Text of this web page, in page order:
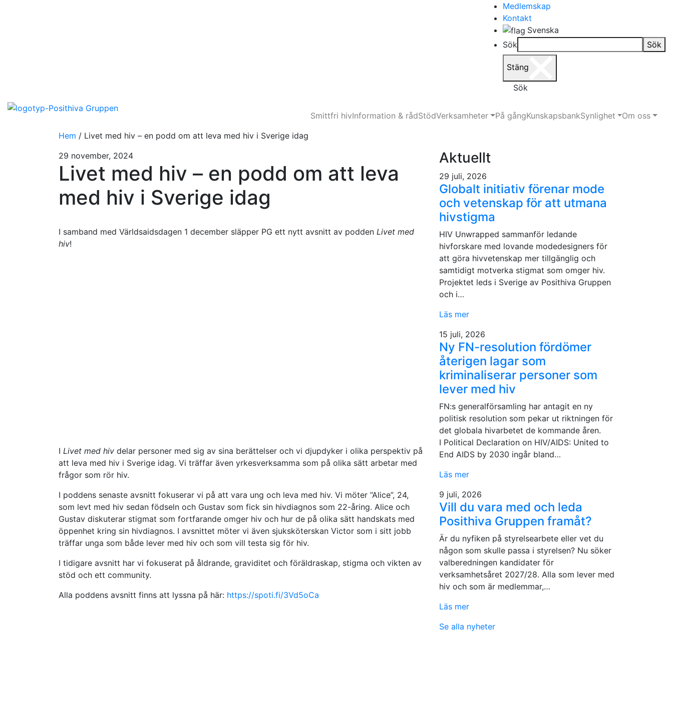
Medlemskap
Kontakt
Svenska
Sök
Sök
Stäng
Sök
Smittfri hivInformation & rådStödVerksamheter På gångKunskapsbankSynlighet
Om oss
Hem / Livet med hiv – en podd om att leva med hiv i Sverige idag
29 november, 2024
Livet med hiv – en podd om att leva
med hiv i Sverige idag
I samband med Världsaidsdagen 1 december släpper PG ett nytt avsnitt av podden Livet med
hiv!
I Livet med hiv delar personer med sig av sina berättelser och vi djupdyker i olika perspektiv på
att leva med hiv i Sverige idag. Vi träffar även yrkesverksamma som på olika sätt arbetar med
frågor som rör hiv.
I poddens senaste avsnitt fokuserar vi på att vara ung och leva med hiv. Vi möter ”Alice”, 24,
som levt med hiv sedan födseln och Gustav som fick sin hivdiagnos som 22-åring. Alice och
Gustav diskuterar stigmat som fortfarande omger hiv och hur de på olika sätt handskats med
öppenhet kring sin hivdiagnos. I avsnittet möter vi även sjuksköterskan Victor som i sitt jobb
träffar unga som både lever med hiv och som vill testa sig för hiv.
I tidigare avsnitt har vi fokuserat på åldrande, graviditet och föräldraskap, stigma och vikten av
stöd och ett community.
Alla poddens avsnitt finns att lyssna på här: https://spoti.fi/3Vd5oCa
Aktuellt
29 juli, 2026
Globalt initiativ förenar mode
och vetenskap för att utmana
hivstigma
HIV Unwrapped sammanför ledande
hivforskare med lovande modedesigners för
att göra hivvetenskap mer tillgänglig och
samtidigt motverka stigmat som omger hiv.
Projektet leds i Sverige av Posithiva Gruppen
och i…
Läs mer
15 juli, 2026
Ny FN-resolution fördömer
återigen lagar som
kriminaliserar personer som
lever med hiv
FN:s generalförsamling har antagit en ny
politisk resolution som pekar ut riktningen för
det globala hivarbetet de kommande åren.
I Political Declaration on HIV/AIDS: United to
End AIDS by 2030 ingår bland…
Läs mer
9 juli, 2026
Vill du vara med och leda
Posithiva Gruppen framåt?
Är du nyfiken på styrelsearbete eller vet du
någon som skulle passa i styrelsen? Nu söker
valberedningen kandidater för
verksamhetsåret 2027/28. Alla som lever med
hiv och som är medlemmar,…
Läs mer
Se alla nyheter